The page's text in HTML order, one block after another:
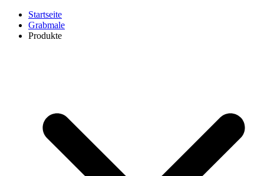
Startseite
Grabmale
Produkte